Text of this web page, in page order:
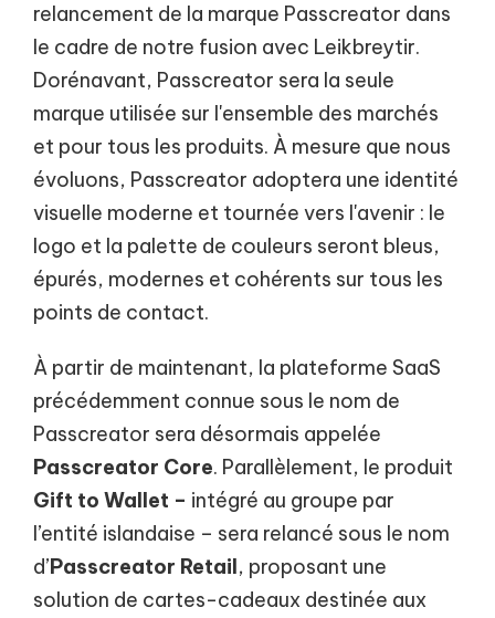
relancement de la marque Passcreator dans
le cadre de notre fusion avec Leikbreytir.
Dorénavant, Passcreator sera la seule
marque utilisée sur l'ensemble des marchés
et pour tous les produits. À mesure que nous
évoluons, Passcreator adoptera une identité
visuelle moderne et tournée vers l'avenir : le
logo et la palette de couleurs seront bleus,
épurés, modernes et cohérents sur tous les
points de contact.
À partir de maintenant, la plateforme SaaS
précédemment connue sous le nom de
Passcreator sera désormais appelée
Passcreator Core. Parallèlement, le produit
Gift to Wallet – intégré au groupe par
l’entité islandaise – sera relancé sous le nom
d’Passcreator Retail, proposant une
solution de cartes-cadeaux destinée aux